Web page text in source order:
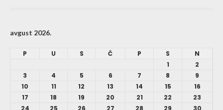
avgust 2026.
P U S Č P S
N
1
2
3
4 5 6 7 8
9
10
11 12 13 14 15
16
17
18 19 20 21 22
23